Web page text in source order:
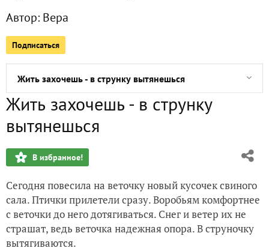
Автор: Вера
Подписаться
К нам с ветрами прилетела ... одинокая свиристель
Тяжелая атлетика для дачников, или Забудьте о боли в
Жить захочешь - в струнку вытянешься
Айка - новая кошка в моем доме
Бобы от "Русского огорода", или Готовлюсь к
Красный колокольчик можно приручить
Мне теплица не нужна
Жить захочешь - в струнку
вытянешься
В избранное!
Сегодня повесила на веточку новый кусочек свиного
сала. Птички прилетели сразу. Воробьям комфортнее
с веточки до него дотягиваться. Снег и ветер их не
страшат, ведь веточка надежная опора. В струночку
вытягиваются.